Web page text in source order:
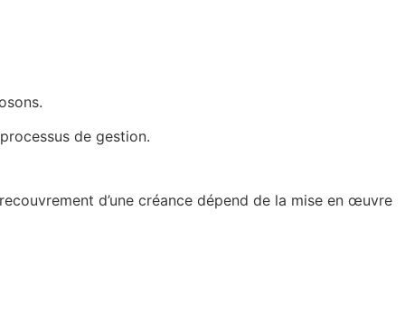
de gestion.
d’une créance dépend de la mise en œuvre